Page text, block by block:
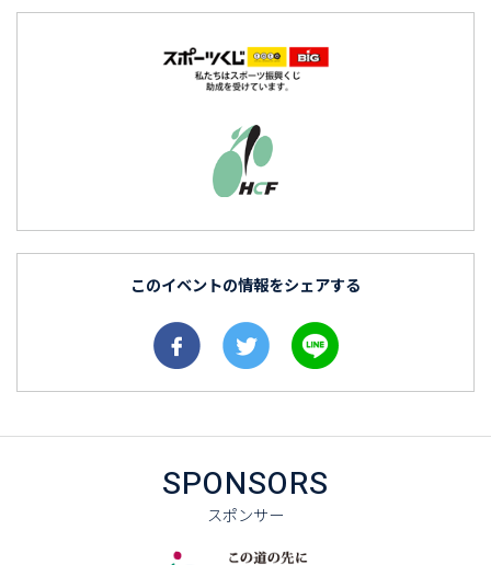
このイベントの情報をシェアする
SPONSORS
スポンサー